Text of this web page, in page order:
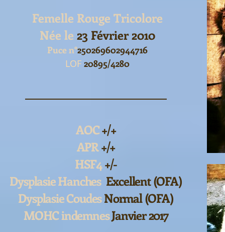
Femelle Rouge Tricolore
Née le 23 Février 2010
Puce n°250269602944716
LOF 20895/4280
AOC+/+
APR+/+
HSF4+/-
Dysplasie Hanches Excellent (OFA)
Dysplasie CoudesNormal (OFA)
MOHC indemnesJanvier 2017